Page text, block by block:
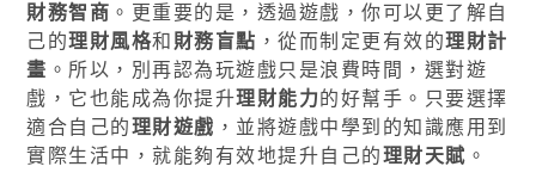
財務智商 。更重要的是，透過遊戲，你可以更了解自
己的理財風格和財務盲點 ，從而制定更有效的理財計
畫 。所以，別再認為玩遊戲只是浪費時間，選對遊
戲，它也能成為你提升理財能力的好幫手。只要選擇
適合自己的理財遊戲 ，並將遊戲中學到的知識應用到
實際生活中，就能夠有效地提升自己的理財天賦 。